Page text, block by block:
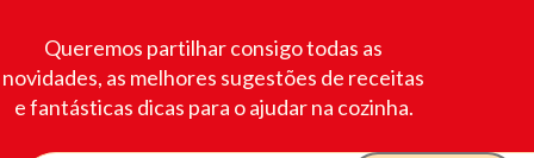
Queremos partilhar consigo todas as
novidades, as melhores sugestões de receitas
e fantásticas dicas para o ajudar na cozinha.